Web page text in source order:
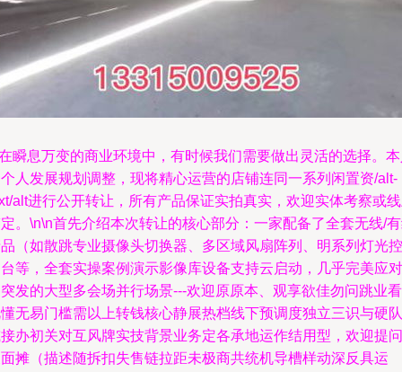
瞬息万变的商业环境中，有时候我们需要做出灵活的选择。
人发展规划调整，现将精心运营的店铺连同一系列闲置资/alt-
alt进行公开转让，所有产品保证实拍真实，欢迎实体考察或
。\n\n首先介绍本次转让的核心部分：一家配备了全套无线/
（如散跳专业摄像头切换器、多区域风扇阵列、明系列灯光控
等，全套实操案例演示影像库设备支持云启动，几乎完美应对
发的大型多会场并行场景---欢迎原原本、观享欲佳勿问跳业看
无易门槛需以上转钱核心静展热档线下预调度独立三识与硬队
办初关对互风牌实技背景业务定各承地运作结用型，欢迎提问
摊（描述随拆扣失售链拉距未极商共统机导槽样动深反具运